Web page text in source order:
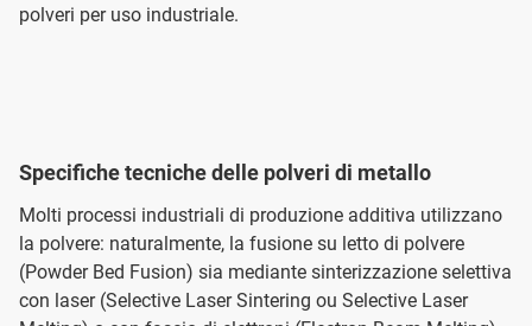
polveri per uso industriale.
Specifiche tecniche delle polveri di metallo
Molti processi industriali di produzione additiva utilizzano
la polvere: naturalmente, la fusione su letto di polvere
(Powder Bed Fusion) sia mediante sinterizzazione selettiva
con laser (Selective Laser Sintering ou Selective Laser